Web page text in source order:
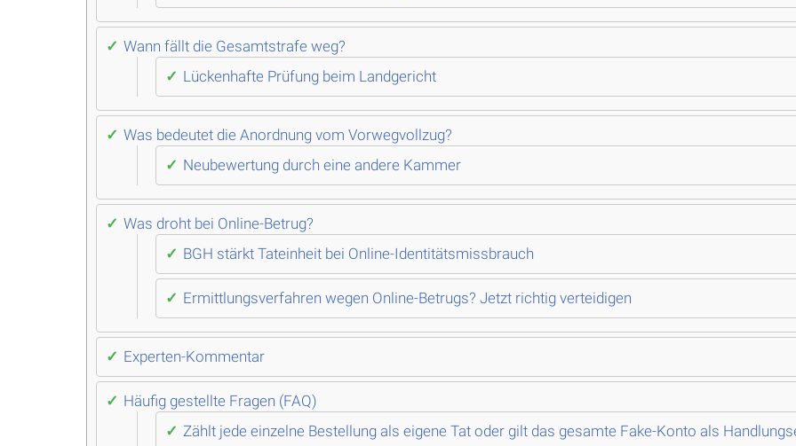
Wann fällt die Gesamtstrafe weg?
Lückenhafte Prüfung beim Landgericht
Was bedeutet die Anordnung vom Vorwegvollzug?
Neubewertung durch eine andere Kammer
Was droht bei Online-Betrug?
BGH stärkt Tateinheit bei Online-Identitätsmissbrauch
Ermittlungsverfahren wegen Online-Betrugs? Jetzt richtig verteidigen
Experten-Kommentar
Häufig gestellte Fragen (FAQ)
Zählt jede einzelne Bestellung als eigene Tat oder gilt das gesamte Fake-Konto als